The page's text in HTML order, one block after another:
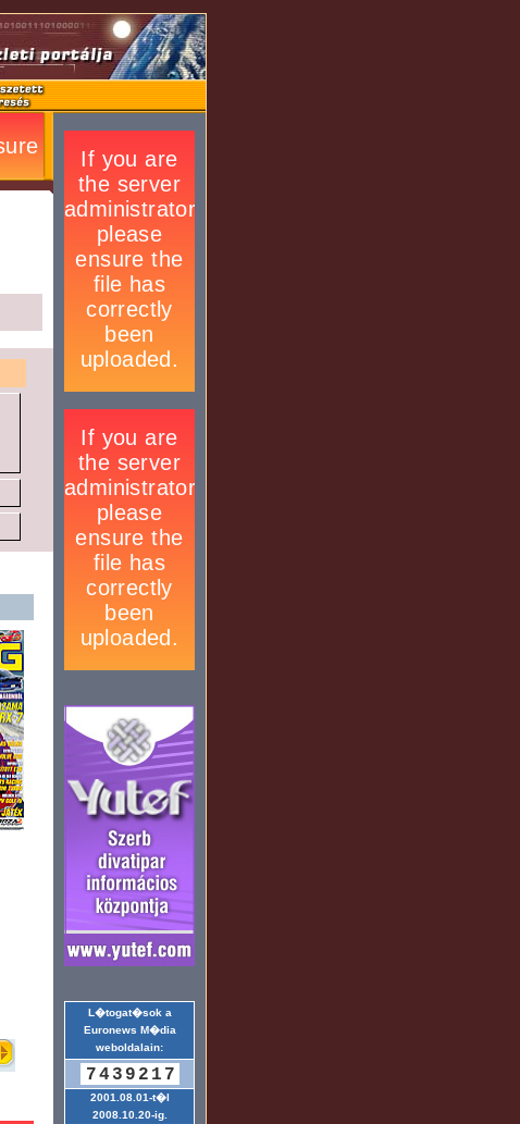
L�togat�sok a
Euronews M�dia
weboldalain:
7439217
2001.08.01-t�l
2008.10.20-ig.